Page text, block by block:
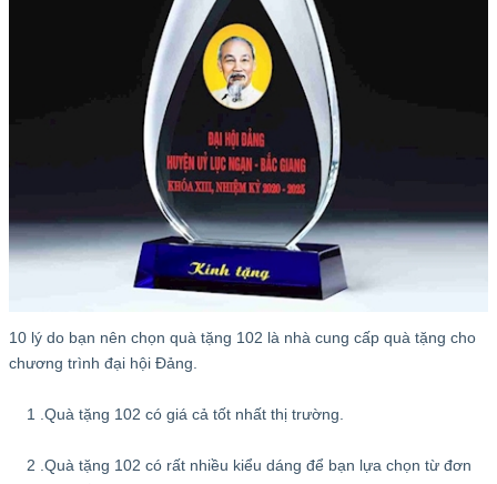
10 lý do bạn nên chọn quà tặng 102 là nhà cung cấp quà tặng cho
chương trình đại hội Đảng.
1 .Quà tặng 102 có giá cả tốt nhất thị trường.
2 .Quà tặng 102 có rất nhiều kiểu dáng để bạn lựa chọn từ đơn